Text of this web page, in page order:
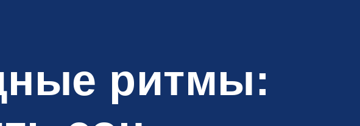
ритмы: